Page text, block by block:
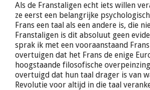
Als de Franstaligen echt iets willen
ze eerst een belangrijke
Frans een taal als een andere is, die
Franstaligen is dit absoluut geen
sprak ik met een vooraanstaand
overtuigen dat het Frans de enige
hoogstaande filosofische
overtuigd dat hun taal drager is van
Revolutie voor altijd in die taal